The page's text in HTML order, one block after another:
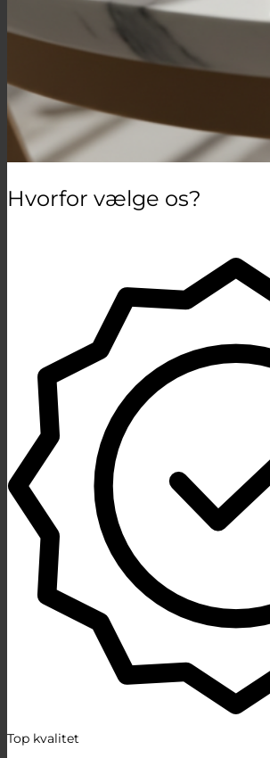
Hvorfor vælge os?
Top kvalitet